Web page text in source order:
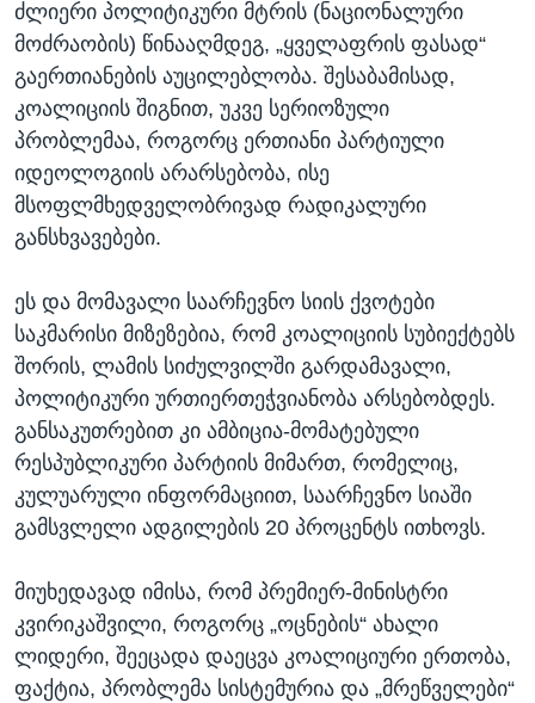
ძლიერი პოლიტიკური მტრის (ნაციონალური
მოძრაობის) წინააღმდეგ, „ყველაფრის ფასად“
გაერთიანების აუცილებლობა. შესაბამისად,
კოალიციის შიგნით, უკვე სერიოზული
პრობლემაა, როგორც ერთიანი პარტიული
იდეოლოგიის არარსებობა, ისე
მსოფლმხედველობრივად რადიკალური
განსხვავებები.
ეს და მომავალი საარჩევნო სიის ქვოტები
საკმარისი მიზეზებია, რომ კოალიციის სუბიექტებს
შორის, ლამის სიძულვილში გარდამავალი,
პოლიტიკური ურთიერთეჭვიანობა არსებობდეს.
განსაკუთრებით კი ამბიცია-მომატებული
რესპუბლიკური პარტიის მიმართ, რომელიც,
კულუარული ინფორმაციით, საარჩევნო სიაში
გამსვლელი ადგილების 20 პროცენტს ითხოვს.
მიუხედავად იმისა, რომ პრემიერ-მინისტრი
კვირიკაშვილი, როგორც „ოცნების“ ახალი
ლიდერი, შეეცადა დაეცვა კოალიციური ერთობა,
ფაქტია, პრობლემა სისტემურია და „მრეწველები“